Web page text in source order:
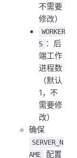
不需要
修改）
WORKER
S ：后
端工作
进程数
（默认
1，不
需要修
改）
确保
SERVER_N
AME
配置